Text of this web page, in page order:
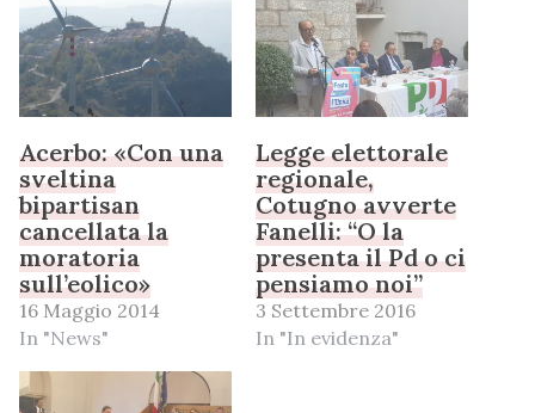
Acerbo: «Con una
sveltina
bipartisan
cancellata la
moratoria
sull’eolico»
16 Maggio 2014
In "News"
Legge elettorale
regionale,
Cotugno avverte
Fanelli: “O la
presenta il Pd o ci
pensiamo noi”
3 Settembre 2016
In "In evidenza"